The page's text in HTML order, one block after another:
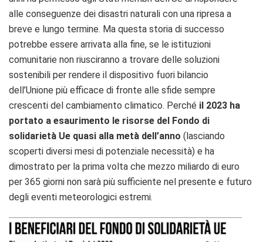
alle conseguenze dei disastri naturali con una ripresa a
breve e lungo termine. Ma questa storia di successo
potrebbe essere arrivata alla fine, se le istituzioni
comunitarie non riusciranno a trovare delle soluzioni
sostenibili per rendere il dispositivo fuori bilancio
dell’Unione più efficace di fronte alle sfide sempre
crescenti del cambiamento climatico. Perché il 2023 ha
portato a esaurimento le risorse del Fondo di
solidarietà Ue quasi alla metà dell’anno (lasciando
scoperti diversi mesi di potenziale necessità) e ha
dimostrato per la prima volta che mezzo miliardo di euro
per 365 giorni non sarà più sufficiente nel presente e futuro
degli eventi meteorologici estremi.